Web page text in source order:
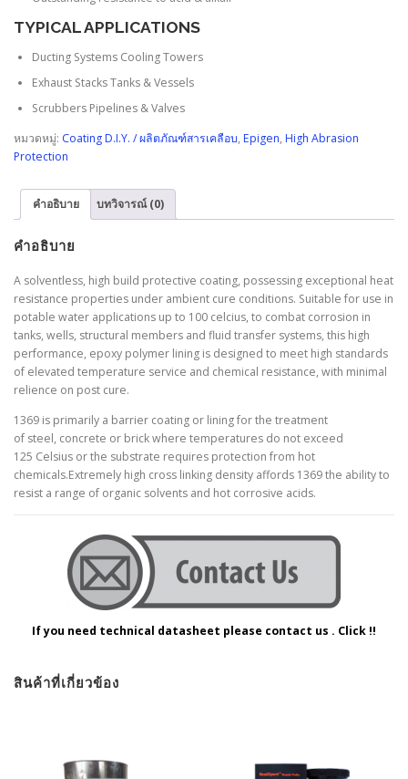
TYPICAL APPLICATIONS
Ducting Systems Cooling Towers
Exhaust Stacks Tanks & Vessels
Scrubbers Pipelines & Valves
หมวดหมู่: Coating D.I.Y. / ผลิตภัณฑ์สารเคลือบ, Epigen, High Abrasion
Protection
คำอธิบาย บทวิจารณ์ (0)
คำอธิบาย
A solventless, high build protective coating, possessing exceptional heat
resistance properties under ambient cure conditions. Suitable for use in
potable water applications up to 100 celcius, to combat corrosion in
tanks, wells, structural members and fluid transfer systems, this high
performance, epoxy polymer lining is designed to meet high standards
of elevated temperature service and chemical resistance, with minimal
relience on post cure.
1369 is primarily a barrier coating or lining for the treatment
of steel, concrete or brick where temperatures do not exceed
125 Celsius or the substrate requires protection from hot
chemicals.Extremely high cross linking density affords 1369 the ability to
resist a range of organic solvents and hot corrosive acids.
If you need technical datasheet please contact us . Click !!
สินค้าที่เกี่ยวข้อง